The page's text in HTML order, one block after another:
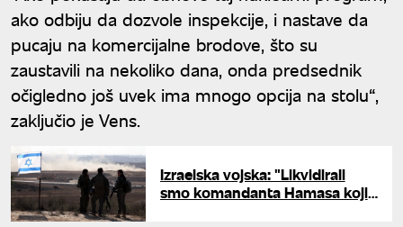
ako odbiju da dozvole inspekcije, i nastave da
pucaju na komercijalne brodove, što su
zaustavili na nekoliko dana, onda predsednik
očigledno još uvek ima mnogo opcija na stolu“,
zaključio je Vens.
Izraelska vojska: "Likvidirali
smo komandanta Hamasa koji